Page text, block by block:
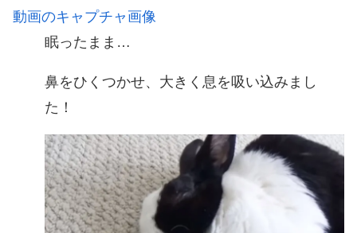
動画のキャプチャ画像
眠ったまま…
鼻をひくつかせ、大きく息を吸い込みまし
た！